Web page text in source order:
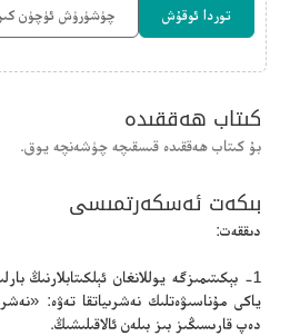
توردا ئوقۇش چۈشۈرۈش ئۈچۈن
كىتاب ھەققىدە
بۇ كىتاب ھەققىدە قىسقىچە چۈشەنچە يوق.
بىكەت ئەسكەرتمىسى
دىققەت:
1- بېكىتىمىزگە يوللانغان ئېلكىتابلارنىڭ
ياكى مۇناسىۋەتلىك نەشرىياتقا تەۋە:
دەپ قارىسىڭىز بىز بىلەن ئالاقىلىشىڭ.